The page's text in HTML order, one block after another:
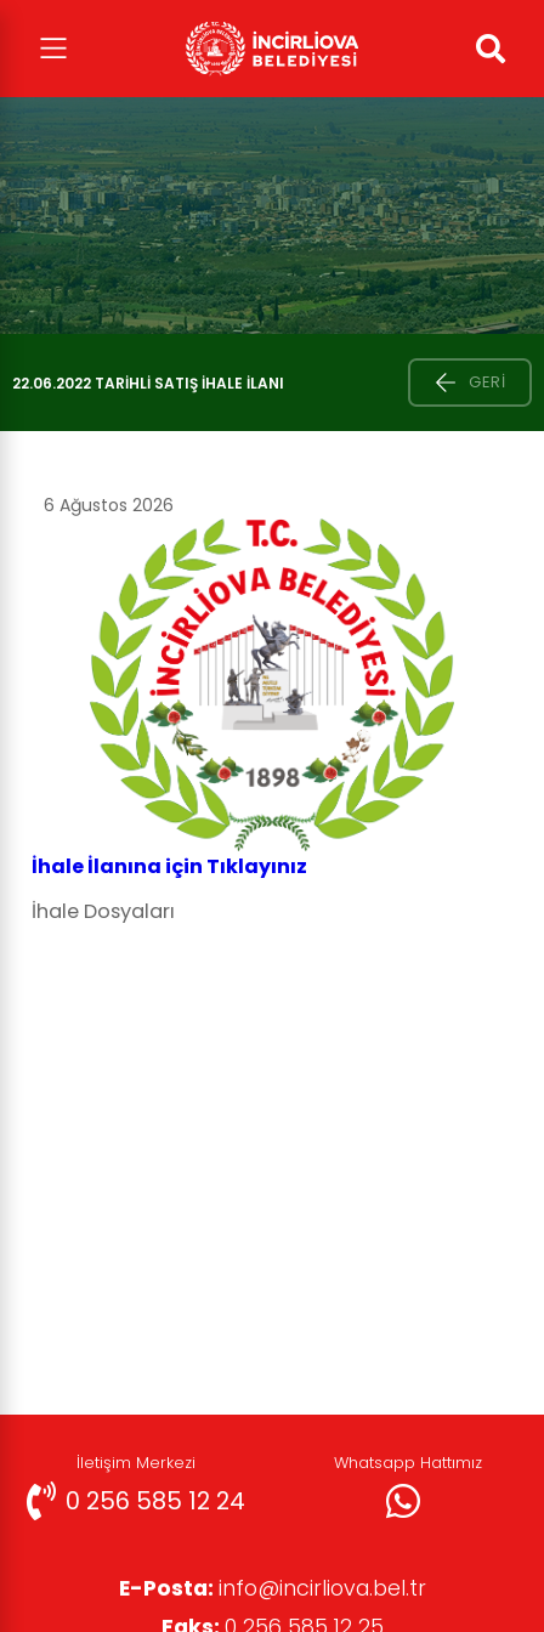
22.06.2022 TARIHLI SATIŞ İHALE İLANI GERI
6 Ağustos 2026
İhale İlanına için Tıklayınız
İhale Dosyaları
İletişim Merkezi
0 256 585 12 24
Whatsapp Hattımız
E-Posta: info@incirliova.bel.tr